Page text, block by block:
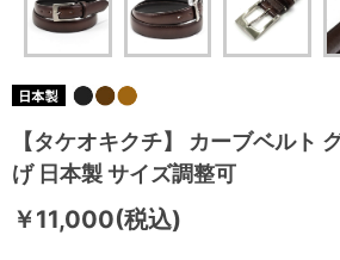
【タケオキクチ】 カーブベルト
げ 日本製 サイズ調整可
￥11,000(税込)